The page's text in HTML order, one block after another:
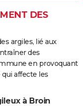
DES
argiles, lié aux
des
en provoquant
affecte les
à Broin